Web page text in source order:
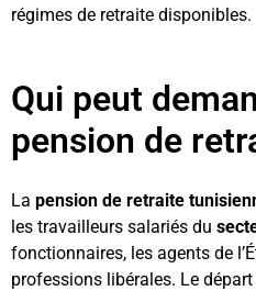
régimes de retraite disponibles.
Qui peut
pension de
La pension de retraite
les travailleurs salariés du
fonctionnaires, les agents de
professions libérales. Le